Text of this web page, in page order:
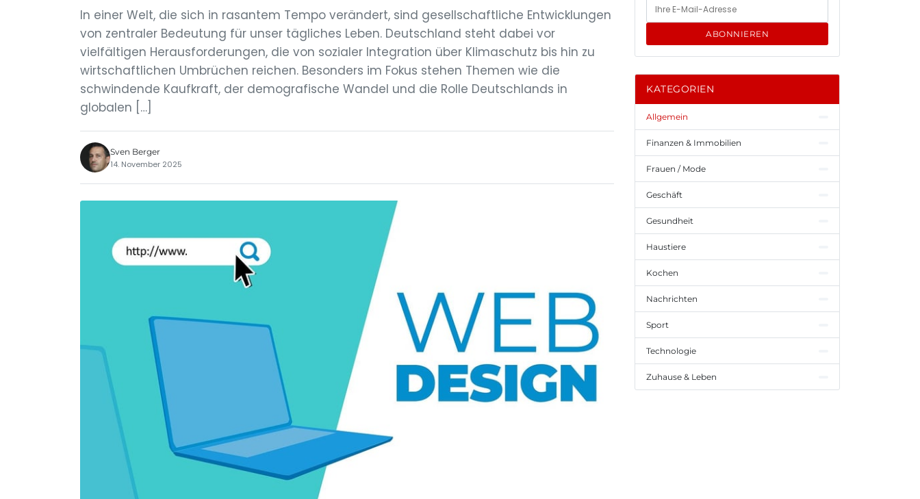
In einer Welt, die sich in rasantem Tempo verändert, sind gesellschaftliche Entwicklungen
von zentraler Bedeutung für unser tägliches Leben. Deutschland steht dabei vor
vielfältigen Herausforderungen, die von sozialer Integration über Klimaschutz bis hin zu
wirtschaftlichen Umbrüchen reichen. Besonders im Fokus stehen Themen wie die
schwindende Kaufkraft, der demografische Wandel und die Rolle Deutschlands in
globalen […]
Sven Berger
14. November 2025
ABONNIEREN
KATEGORIEN
Allgemein
Finanzen & Immobilien
Frauen / Mode
Geschäft
Gesundheit
Haustiere
Kochen
Nachrichten
Sport
Technologie
Zuhause & Leben